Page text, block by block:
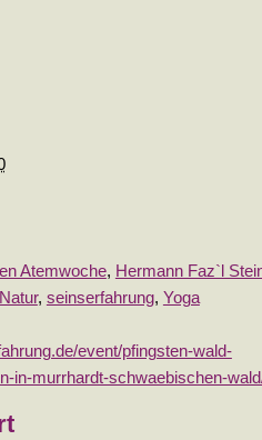
Atemwoche, Hermann Faz`l
Natur, seinserfahrung, Yoga
event/pfingsten-wald-
in-murrhardt-schwaebischen-